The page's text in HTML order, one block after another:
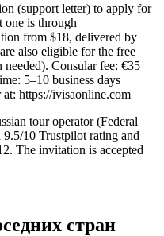
(support letter) to apply for
one is through
from $18, delivered by
also eligible for the free
Consular fee: €35
5–10 business days
at: https://ivisaonline.com
tour operator (Federal
10 Trustpilot rating and
The invitation is accepted
стран